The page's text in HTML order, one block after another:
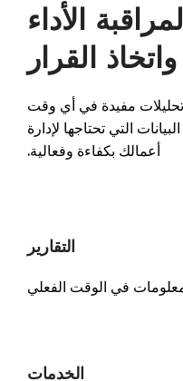
الأداء
واتخاذ القرار
مفيدة في أي وقت
التي تحتاجها لإدارة
أعمالك بكفاءة وفعالية.
التقارير
في الوقت الفعلي
الخدمات